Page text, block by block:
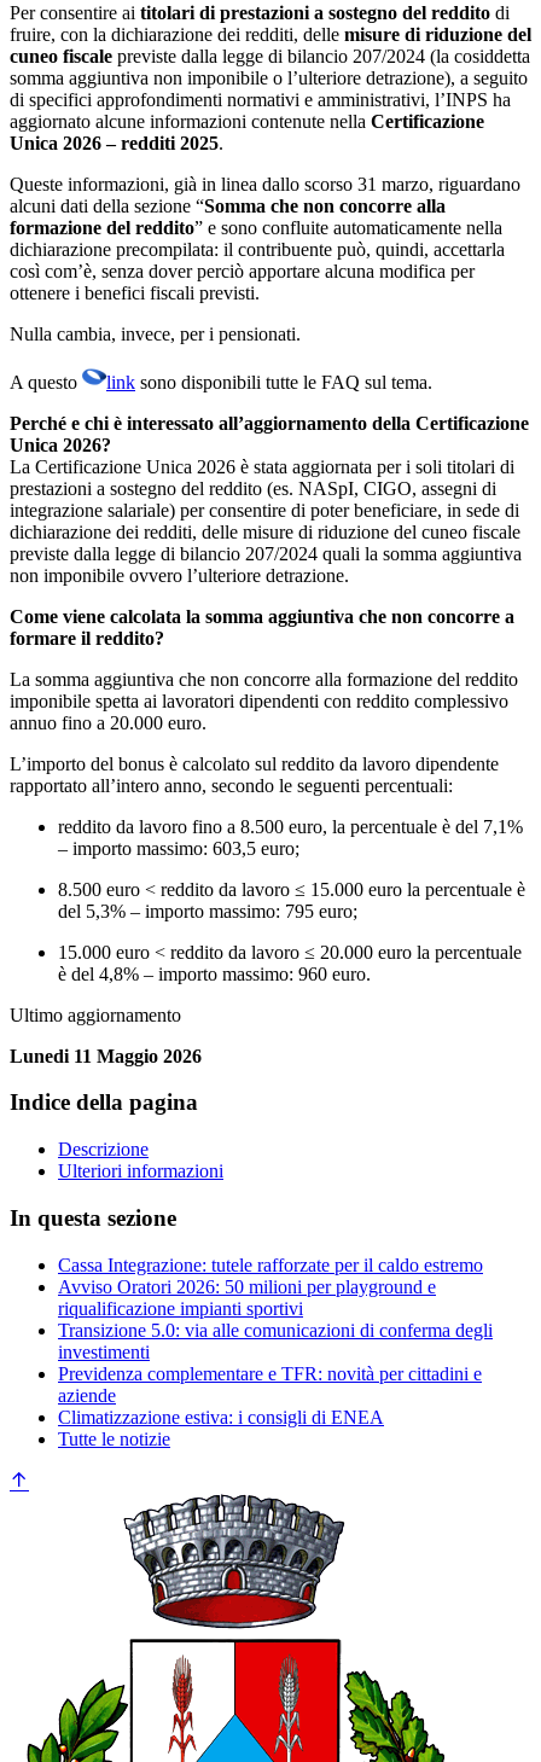
Per consentire ai titolari di prestazioni a sostegno del reddito di
fruire, con la dichiarazione dei redditi, delle misure di riduzione del
cuneo fiscale previste dalla legge di bilancio 207/2024 (la cosiddetta
somma aggiuntiva non imponibile o l’ulteriore detrazione), a seguito
di specifici approfondimenti normativi e amministrativi, l’INPS ha
aggiornato alcune informazioni contenute nella Certificazione
Unica 2026 – redditi 2025.
Queste informazioni, già in linea dallo scorso 31 marzo, riguardano
alcuni dati della sezione “Somma che non concorre alla
formazione del reddito” e sono confluite automaticamente nella
dichiarazione precompilata: il contribuente può, quindi, accettarla
così com’è, senza dover perciò apportare alcuna modifica per
ottenere i benefici fiscali previsti.
Nulla cambia, invece, per i pensionati.
A questo link sono disponibili tutte le FAQ sul tema.
Perché e chi è interessato all’aggiornamento della Certificazione
Unica 2026?
La Certificazione Unica 2026 è stata aggiornata per i soli titolari di
prestazioni a sostegno del reddito (es. NASpI, CIGO, assegni di
integrazione salariale) per consentire di poter beneficiare, in sede di
dichiarazione dei redditi, delle misure di riduzione del cuneo fiscale
previste dalla legge di bilancio 207/2024 quali la somma aggiuntiva
non imponibile ovvero l’ulteriore detrazione.
Come viene calcolata la somma aggiuntiva che non concorre a
formare il reddito?
La somma aggiuntiva che non concorre alla formazione del reddito
imponibile spetta ai lavoratori dipendenti con reddito complessivo
annuo fino a 20.000 euro.
L’importo del bonus è calcolato sul reddito da lavoro dipendente
rapportato all’intero anno, secondo le seguenti percentuali:
reddito da lavoro fino a 8.500 euro, la percentuale è del 7,1%
– importo massimo: 603,5 euro;
8.500 euro < reddito da lavoro ≤ 15.000 euro la percentuale è
del 5,3% – importo massimo: 795 euro;
15.000 euro < reddito da lavoro ≤ 20.000 euro la percentuale
è del 4,8% – importo massimo: 960 euro.
Ultimo aggiornamento
Lunedi 11 Maggio 2026
Indice della pagina
Descrizione
Ulteriori informazioni
In questa sezione
Cassa Integrazione: tutele rafforzate per il caldo estremo
Avviso Oratori 2026: 50 milioni per playground e
riqualificazione impianti sportivi
Transizione 5.0: via alle comunicazioni di conferma degli
investimenti
Previdenza complementare e TFR: novità per cittadini e
aziende
Climatizzazione estiva: i consigli di ENEA
Tutte le notizie